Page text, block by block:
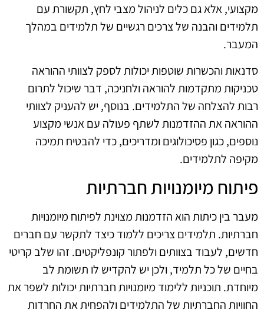
מקצועי, אלא גם כלים לניהול מצבי לחץ, תקשורת עם
תלמידים והבנה של צרכים רגשיים של תלמידים במהלך
המעבר.
סדנאות והכשרות שוטפות יכולות לספק לצוותי ההוראה
טכניקות מתקדמות להוראה ולחניכה, דבר שיכול לתרום
רבות להצלחה של התלמידים. בנוסף, יש להעניק לצוותי
ההוראה את ההזדמנות לשתף פעולה עם אנשי מקצוע
נוספים, כגון פסיכולוגים ומדריכים, כדי להבטיח תמיכה
מקיפה לתלמידים.
פיתוח מיומנויות חברתיות
מעבר בין כיתות הוא הזדמנות מצוינת לפיתוח מיומנויות
חברתיות. תלמידים צריכים ללמוד כיצד לתקשר עם חברים
חדשים, לעבוד בצוותים ולפתור קונפליקטים. זהו שלב קריטי
בחיים של כל תלמיד, ולכן יש להקדיש לו תשומת לב
מיוחדת. תוכניות ללימוד מיומנויות חברתיות יכולות לשפר את
החוויות החברתיות של התלמידים ולהפחית את החרדות